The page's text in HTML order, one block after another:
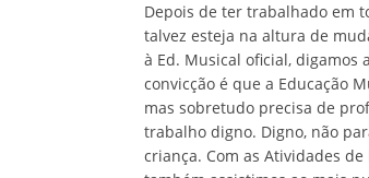
Depois de ter trabalhado em
talvez esteja na altura de
à Ed. Musical oficial, digamos
convicção é que a Educação
mas sobretudo precisa de
trabalho digno. Digno, não
criança. Com as Atividades